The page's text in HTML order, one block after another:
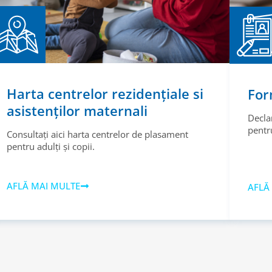
Harta centrelor rezidențiale si
asistenților maternali
Consultați aici harta centrelor de plasament
pentru adulți și copii.
AFLĂ MAI MULTE